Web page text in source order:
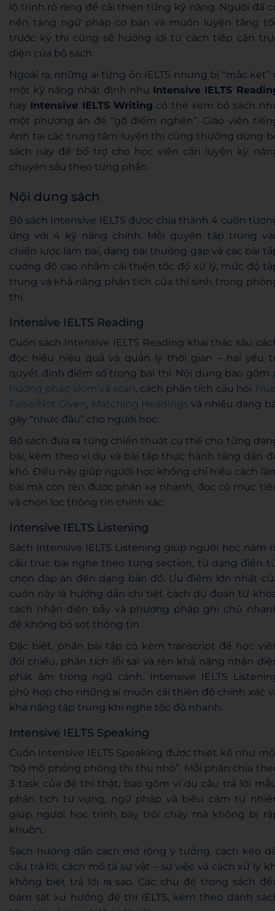
lộ trình rõ ràng để cải thiện từng kỹ năng. Người đã
nền tảng ngữ pháp cơ bản và muốn luyện tăng
trước kỳ thi cũng sẽ hưởng lợi từ cách tiếp cận
diện của bộ sách.
Ngoài ra, những ai từng ôn IELTS nhưng bị “mắc kẹt”
một kỹ năng nhất định như Intensive IELTS
hay Intensive IELTS Writing có thể xem bộ sách
một phương án để “gỡ điểm nghẽn”. Giáo viên
Anh tại các trung tâm luyện thi cũng thường dùng
sách này để bổ trợ cho học viên cần luyện kỹ
chuyên sâu theo từng phần.
Nội dung sách
Bộ sách Intensive IELTS được chia thành 4 cuốn
ứng với 4 kỹ năng chính. Mỗi quyển tập trung
chiến lược làm bài, dạng bài thường gặp và các bài
cường độ cao nhằm cải thiện tốc độ xử lý, mức độ
trung và khả năng phân tích của thí sinh trong
thi.
Intensive IELTS Reading
Cuốn sách Intensive IELTS Reading khai thác sâu
đọc hiểu hiệu quả và quản lý thời gian – hai yếu
quyết định điểm số trong bài thi. Nội dung bao gồm
hương pháp skim và scan, cách phân tích câu hỏi
False/Not Given, Matching Headings và nhiều dạng
gây “nhức đầu” cho người học.
Bộ sách đưa ra từng chiến thuật cụ thể cho từng
bài, kèm theo ví dụ và bài tập thực hành tăng dần
khó. Điều này giúp người học không chỉ hiểu cách
bài mà còn rèn được phản xạ nhanh, đọc có mục
và chọn lọc thông tin chính xác.
Intensive IELTS Listening
Sách Intensive IELTS Listening giúp người học nắm
cấu trúc bài nghe theo từng section, từ dạng điền
chọn đáp án đến dạng bản đồ. Ưu điểm lớn nhất
cuốn này là hướng dẫn chi tiết cách dự đoán từ
cách nhận diện bẫy và phương pháp ghi chú
để không bỏ sót thông tin.
Đặc biệt, phần bài tập có kèm transcript để học
đối chiếu, phân tích lỗi sai và rèn khả năng nhận
phát âm trong ngữ cảnh. Intensive IELTS
phù hợp cho những ai muốn cải thiện độ chính xác
khả năng tập trung khi nghe tốc độ nhanh.
Intensive IELTS Speaking
Cuốn Intensive IELTS Speaking được thiết kế như
“bộ mô phỏng phòng thi thu nhỏ”. Mỗi phần chia
3 task của đề thi thật, bao gồm ví dụ câu trả lời
phân tích từ vựng, ngữ pháp và biểu cảm tự
giúp người học trình bày trôi chảy mà không bị
khuôn.
Sách hướng dẫn cách mở rộng ý tưởng, cách kéo
câu trả lời, cách mô tả sự vật – sự việc và cách xử lý
không biết trả lời ra sao. Các chủ đề trong sách
bám sát xu hướng đề thi IELTS, kèm theo danh